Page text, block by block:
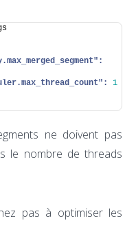
1
ne doivent pas
le nombre de threads
pas à optimiser les